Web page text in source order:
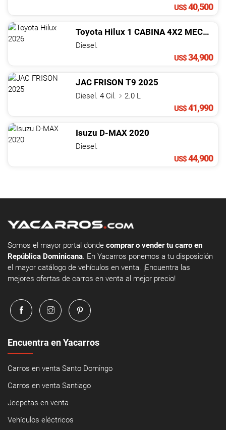
US$40,500
Toyota Hilux 1 CABINA 4X2 MECANICA
Diesel.
US$34,900
JAC FRISON T9 2025
Diesel. 4 Cil.
2.0 L
US$41,990
Isuzu D-MAX 2020
Diesel.
US$44,900
Somos el mayor portal donde comprar o vender tu carro en
República Dominicana. En Yacarros ponemos a tu disposición
el mayor catálogo de vehículos en venta. ¡Encuentra las
mejores ofertas de carros en venta al mejor precio!
Encuentra en Yacarros
Carros en venta Santo Domingo
Carros en venta Santiago
Jeepetas en venta
Vehículos eléctricos